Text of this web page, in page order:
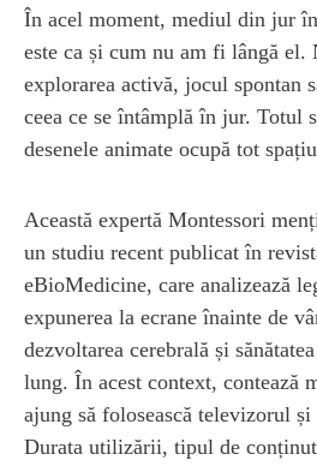
În acel moment, mediul din jur
este ca și cum nu am fi lângă el.
explorarea activă, jocul spontan
ceea ce se întâmplă în jur. Totul
desenele animate ocupă tot
Această expertă Montessori
un studiu recent publicat în
eBioMedicine, care analizează
expunerea la ecrane înainte de
dezvoltarea cerebrală și
lung. În acest context, contează
ajung să folosească televizorul
Durata utilizării, tipul de